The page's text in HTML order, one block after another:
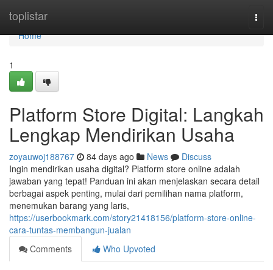
toplistar
Home
Home
1
Platform Store Digital: Langkah
Lengkap Mendirikan Usaha
zoyauwoj188767 84 days ago News
Discuss
Ingin mendirikan usaha digital? Platform store online adalah
jawaban yang tepat! Panduan ini akan menjelaskan secara detail
berbagai aspek penting, mulai dari pemilihan nama platform,
menemukan barang yang laris,
https://userbookmark.com/story21418156/platform-store-online-
cara-tuntas-membangun-jualan
Comments
Who Upvoted